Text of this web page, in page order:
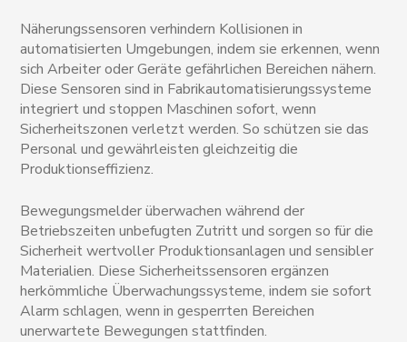
Näherungssensoren verhindern Kollisionen in
automatisierten Umgebungen, indem sie erkennen, wenn
sich Arbeiter oder Geräte gefährlichen Bereichen nähern.
Diese Sensoren sind in Fabrikautomatisierungssysteme
integriert und stoppen Maschinen sofort, wenn
Sicherheitszonen verletzt werden. So schützen sie das
Personal und gewährleisten gleichzeitig die
Produktionseffizienz.
Bewegungsmelder überwachen während der
Betriebszeiten unbefugten Zutritt und sorgen so für die
Sicherheit wertvoller Produktionsanlagen und sensibler
Materialien. Diese Sicherheitssensoren ergänzen
herkömmliche Überwachungssysteme, indem sie sofort
Alarm schlagen, wenn in gesperrten Bereichen
unerwartete Bewegungen stattfinden.